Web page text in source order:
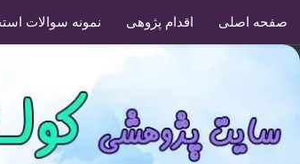
صفحه اصلی اقدام پژوهی نمونه سوالات